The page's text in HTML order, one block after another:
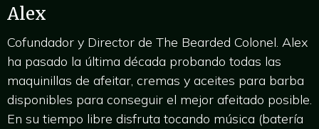
Alex
Cofundador y Director de The Bearded Colonel. Alex
ha pasado la última década probando todas las
maquinillas de afeitar, cremas y aceites para barba
disponibles para conseguir el mejor afeitado posible.
En su tiempo libre disfruta tocando música (batería